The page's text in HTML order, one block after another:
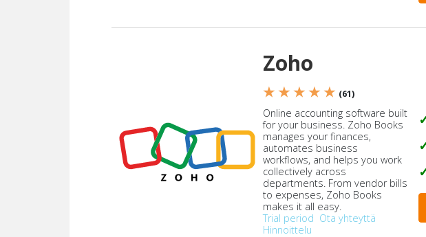
Zoho
★ ★ ★ ★ ★ (61)
Online accounting software built
for your business. Zoho Books
manages your finances,
automates business
workflows, and helps you work
collectively across
departments. From vendor bills
to expenses, Zoho Books
makes it all easy.
Trial period Ota yhteyttä
Hinnoittelu